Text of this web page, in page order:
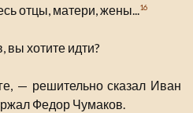
отцы, матери, жены...16
вы хотите идти?
— решительно сказал Иван
Федор Чумаков.